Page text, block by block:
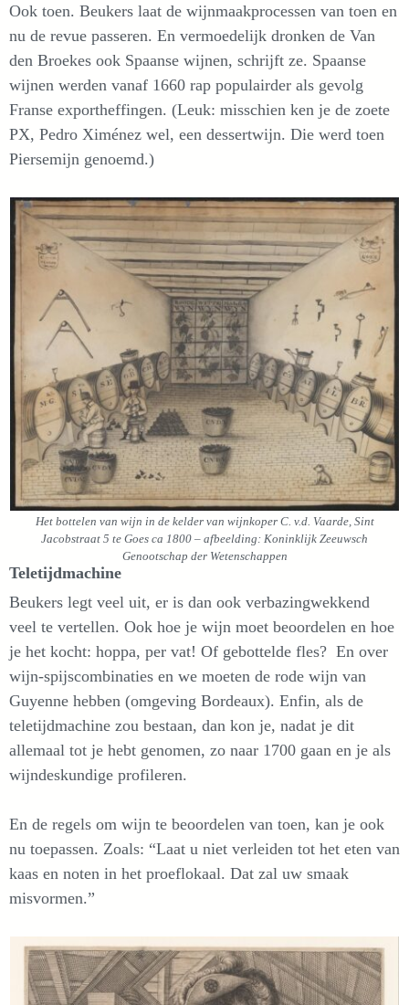
Ook toen. Beukers laat de wijnmaakprocessen van toen en
nu de revue passeren. En vermoedelijk dronken de Van
den Broekes ook Spaanse wijnen, schrijft ze. Spaanse
wijnen werden vanaf 1660 rap populairder als gevolg
Franse exportheffingen. (Leuk: misschien ken je de zoete
PX, Pedro Ximénez wel, een dessertwijn. Die werd toen
Piersemijn genoemd.)
Het bottelen van wijn in de kelder van wijnkoper C. v.d. Vaarde, Sint
Jacobstraat 5 te Goes ca 1800 – afbeelding: Koninklijk Zeeuwsch
Genootschap der Wetenschappen
Teletijdmachine
Beukers legt veel uit, er is dan ook verbazingwekkend
veel te vertellen. Ook hoe je wijn moet beoordelen en hoe
je het kocht: hoppa, per vat! Of gebottelde fles? En over
wijn-spijscombinaties en we moeten de rode wijn van
Guyenne hebben (omgeving Bordeaux). Enfin, als de
teletijdmachine zou bestaan, dan kon je, nadat je dit
allemaal tot je hebt genomen, zo naar 1700 gaan en je als
wijndeskundige profileren.
En de regels om wijn te beoordelen van toen, kan je ook
nu toepassen. Zoals: “Laat u niet verleiden tot het eten van
kaas en noten in het proeflokaal. Dat zal uw smaak
misvormen.”